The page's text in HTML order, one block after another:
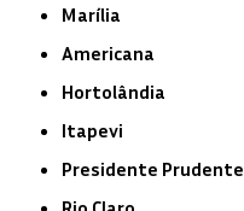
Marília
Americana
Hortolândia
Itapevi
Presidente Prudente